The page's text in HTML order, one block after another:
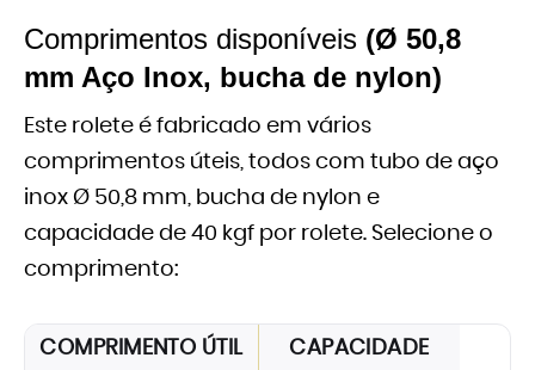
Comprimentos disponíveis (Ø 50,8
mm Aço Inox, bucha de nylon)
Este rolete é fabricado em vários
comprimentos úteis, todos com tubo de aço
inox Ø 50,8 mm, bucha de nylon e
capacidade de 40 kgf por rolete. Selecione o
comprimento:
COMPRIMENTO ÚTIL CAPACIDADE